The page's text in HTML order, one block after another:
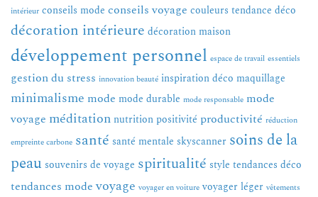
intérieur conseils mode conseils voyage couleurs tendance déco
décoration intérieure décoration maison
développement personnel espace de travail essentiels
gestion du stress innovation beauté inspiration déco maquillage
minimalisme mode mode durable mode responsable mode
voyage méditationnutrition positivité productivité réduction
empreinte carbone santé santé mentale skyscanner soins de la
peau souvenirs de voyage spiritualité style tendances déco
tendances mode voyage voyager en voiture voyager léger vêtements